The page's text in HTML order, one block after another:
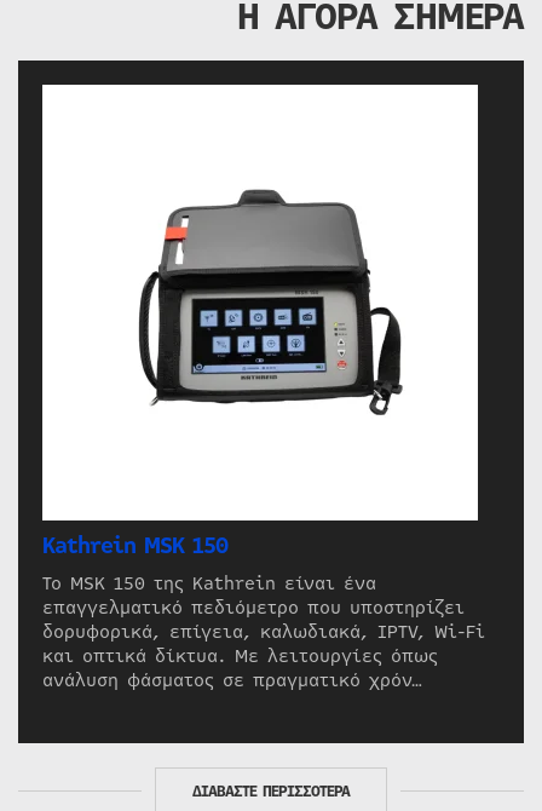
Η ΑΓΟΡΑ ΣΗΜΕΡΑ
Kathrein MSK 150
Το MSK 150 της Kathrein είναι ένα
επαγγελματικό πεδιόμετρο που υποστηρίζει
δορυφορικά, επίγεια, καλωδιακά, IPTV, Wi-Fi
και οπτικά δίκτυα. Με λειτουργίες όπως
ανάλυση φάσματος σε πραγματικό χρόν…
ΔΙΑΒΑΣΤΕ ΠΕΡΙΣΣΟΤΕΡΑ